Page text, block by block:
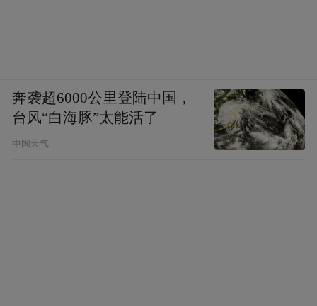
奔袭超6000公里登陆中国，
台风“白海豚”太能活了
中国天气